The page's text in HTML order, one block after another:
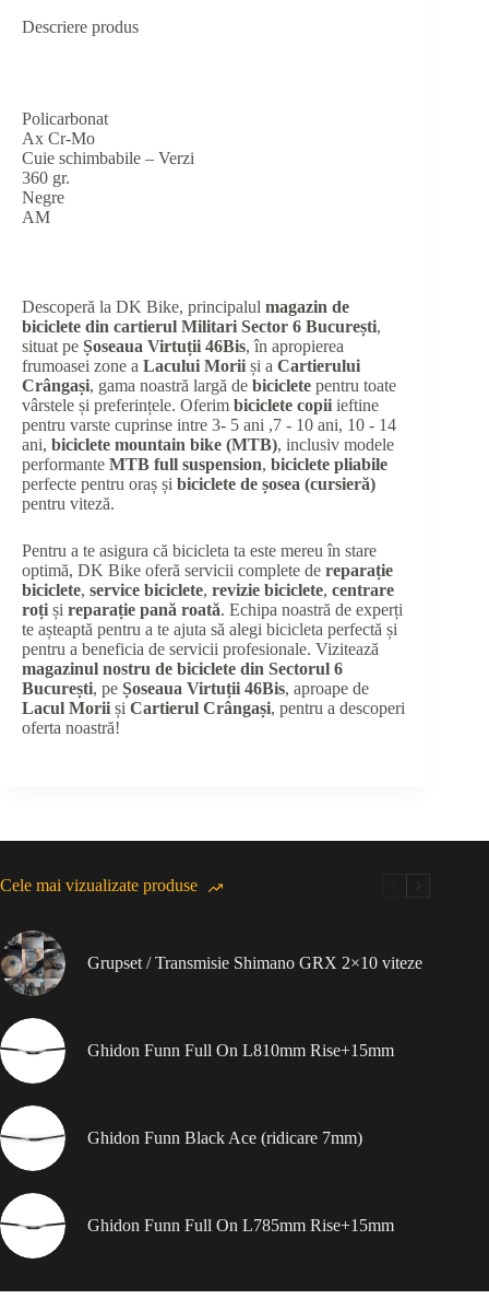
Descriere produs
Policarbonat
Ax Cr-Mo
Cuie schimbabile – Verzi
360 gr.
Negre
AM
Descoperă la DK Bike, principalul magazin de
biciclete din cartierul Militari Sector 6 București,
situat pe Șoseaua Virtuții 46Bis, în apropierea
frumoasei zone a Lacului Morii și a Cartierului
Crângași, gama noastră largă de biciclete pentru toate
vârstele și preferințele. Oferim biciclete copii ieftine
pentru varste cuprinse intre 3- 5 ani ,7 - 10 ani, 10 - 14
ani, biciclete mountain bike (MTB), inclusiv modele
performante MTB full suspension, biciclete pliabile
perfecte pentru oraș și biciclete de șosea (cursieră)
pentru viteză.
Pentru a te asigura că bicicleta ta este mereu în stare
optimă, DK Bike oferă servicii complete de reparație
biciclete, service biciclete, revizie biciclete, centrare
roți și reparație pană roată. Echipa noastră de experți
te așteaptă pentru a te ajuta să alegi bicicleta perfectă și
pentru a beneficia de servicii profesionale. Vizitează
magazinul nostru de biciclete din Sectorul 6
București, pe Șoseaua Virtuții 46Bis, aproape de
Lacul Morii și Cartierul Crângași, pentru a descoperi
oferta noastră!
Cele mai vizualizate produse
Grupset / Transmisie Shimano GRX 2×10 viteze
Ghidon Funn Full On L810mm Rise+15mm
Ghidon Funn Black Ace (ridicare 7mm)
Ghidon Funn Full On L785mm Rise+15mm